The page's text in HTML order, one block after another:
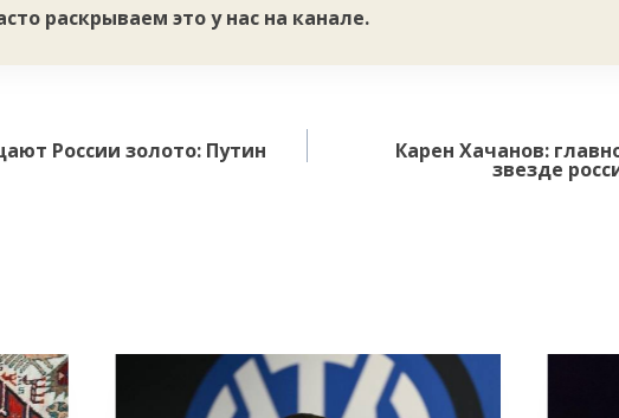
раскрываем это у нас на канале.
России золото: Путин Карен Хачанов:
звезде